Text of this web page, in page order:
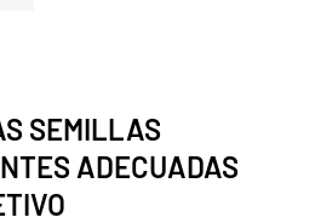
SEMILLAS
ADECUADAS